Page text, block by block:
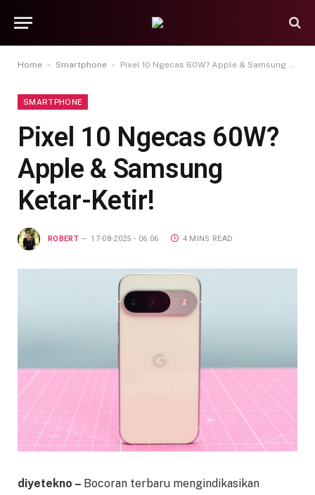
Home - Smartphone - Pixel 10 Ngecas 60W? Apple & Samsung Ketar-Ketir!
SMARTPHONE
Pixel 10 Ngecas 60W?
Apple & Samsung
Ketar-Ketir!
ROBERT 17-08-2025 - 06.06 4 MINS READ
diyetekno – Bocoran terbaru mengindikasikan